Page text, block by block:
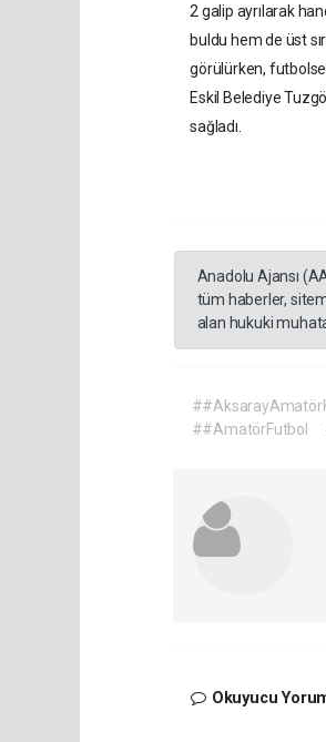
2 galip ayrılarak
buldu hem de üst
görülürken,
Eskil Belediye
sağladı.
Anadolu Ajansı
tüm haberler,
alan hukuki
##AmatörFutbol
Okuyucu